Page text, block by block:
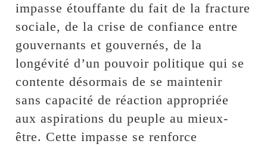
impasse étouffante du fait de la fracture
sociale, de la crise de confiance entre
gouvernants et gouvernés, de la
longévité d’un pouvoir politique qui se
contente désormais de se maintenir
sans capacité de réaction appropriée
aux aspirations du peuple au mieux-
être. Cette impasse se renforce